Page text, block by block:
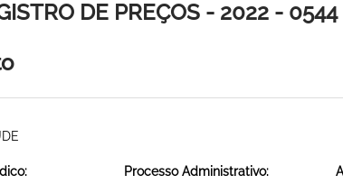
DE PREÇOS - 2022 - 0544
Processo Administrativo: